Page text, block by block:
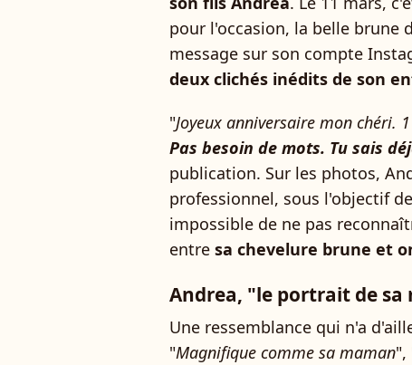
pour l'occasion, la belle brune
message sur son compte
deux clichés inédits de son
"Joyeux anniversaire mon chéri.
Pas besoin de mots. Tu sais
publication. Sur les photos,
professionnel, sous l'objectif
impossible de ne pas
entre sa chevelure brune et
Andrea, "le portrait de sa
Une ressemblance qui n'a
"Magnifique comme sa maman",